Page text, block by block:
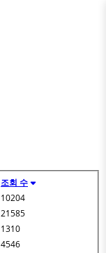
조회 수
10204
21585
1310
4546